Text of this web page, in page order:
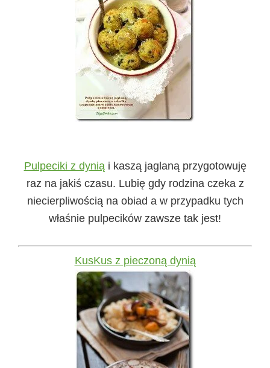
Pulpeciki z dynią i kaszą jaglaną przygotowuję
raz na jakiś czasu. Lubię gdy rodzina czeka z
niecierpliwością na obiad a w przypadku tych
właśnie pulpecików zawsze tak jest!
KusKus z pieczoną dynią